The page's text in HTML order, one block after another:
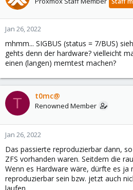
Jan 26, 2022
mhmm... SIGBUS (status = 7/BUS)
gehts denn der hardware? vielleicht
einen (langen) memtest machen?
T t0mc@
Renowned Member
Jan 26, 2022
Das passierte reproduzierbar dann,
ZFS vorhanden waren. Seitdem die
Wenn es Hardware wäre, dürfte es ja
reproduzierbar sein bzw. jetzt auch